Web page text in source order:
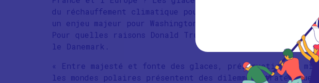
du réchauffement climatique pour l’Arctique et
un enjeu majeur pour Washington, en assurer la
Pour quelles raisons Donald Trump a-t-il proposé
le Danemark.
« Entre majesté et fonte des glaces, préservation et
les mondes polaires présentent des dilemmes